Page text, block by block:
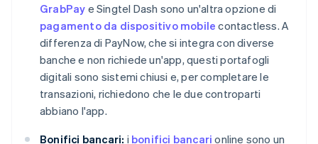
GrabPay e Singtel Dash sono un'altra opzione di
pagamento da dispositivo mobile contactless. A
differenza di PayNow, che si integra con diverse
banche e non richiede un'app, questi portafogli
digitali sono sistemi chiusi e, per completare le
transazioni, richiedono che le due controparti
abbiano l'app.
Bonifici bancari: i bonifici bancari online sono un